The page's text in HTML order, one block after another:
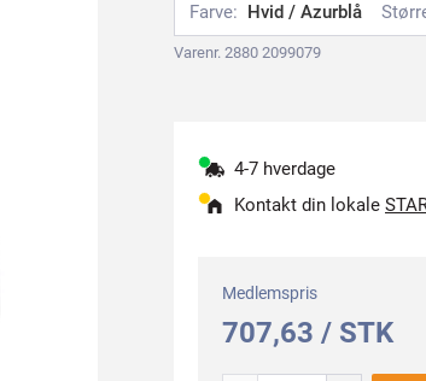
Farve: Hvid / Azurblå
Varenr. 2880 2099079
4-7 hverdage
Kontakt din lokale
Medlemspris
707,63 / STK